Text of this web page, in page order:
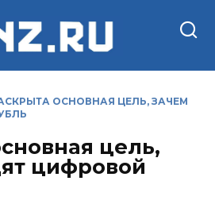
ОСНОВНАЯ ЦЕЛЬ, ЗАЧЕМ
цель,
цифровой